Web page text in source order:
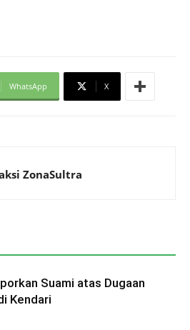
WhatsApp X
ZonaSultra
Suami atas Dugaan
Kendari